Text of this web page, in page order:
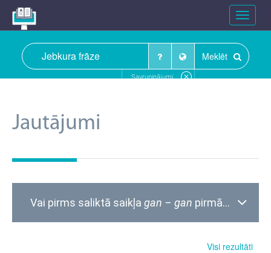
Toggle
Meklēt
Savrupinājumi
Jautājumi
Vai pirms saliktā saikļa gan – gan pirmās daļas, ja tā ievada divdabja teicienu, jāliek komats?
Visi rezultāti